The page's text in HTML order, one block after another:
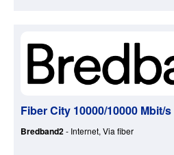
Fiber City 10000/10000 Mbit/s
Bredband2- Internet, Via fiber